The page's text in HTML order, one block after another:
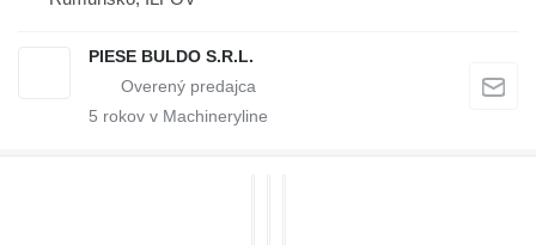
PIESE BULDO S.R.L.
5 rokov v Machineryline